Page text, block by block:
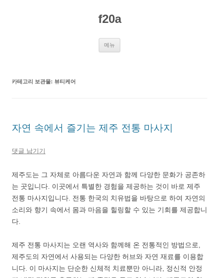
f20a
메뉴
카테고리 보관물: 뷰티케어
자연 속에서 즐기는 제주 전통 마사지
댓글 남기기
제주도는 그 자체로 아름다운 자연과 함께 다양한 문화가 공존하
는 곳입니다. 이곳에서 특별한 경험을 제공하는 것이 바로 제주
전통 마사지입니다. 전통 한국의 치유법을 바탕으로 하여 자연의
소리와 향기 속에서 몸과 마음을 힐링할 수 있는 기회를 제공합니
다.
제주 전통 마사지는 오랜 역사와 함께해 온 전통적인 방법으로,
제주도의 자연에서 사용되는 다양한 허브와 자연 재료를 이용합
니다. 이 마사지는 단순한 신체적 치료뿐만 아니라, 정신적 안정